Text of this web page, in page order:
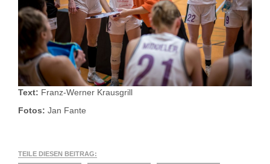
Text: Franz-Werner Krausgrill
Fotos: Jan Fante
TEILE DIESEN BEITRAG: